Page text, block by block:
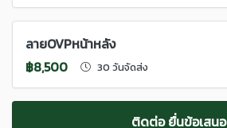
ลายOVPหน้าหลัง
฿8,500
30 วันจัดส่ง
ติดต่อ ยื่นข้อเสนอ